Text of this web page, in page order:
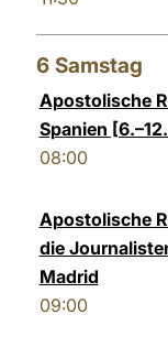
6 Samstag
Apostolische
Spanien
08:00
Apostolische
die
Madrid
09:00